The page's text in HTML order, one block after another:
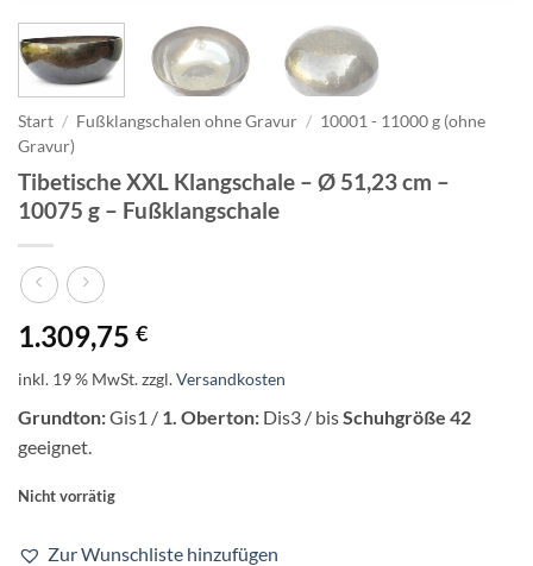
Start / Fußklangschalen ohne Gravur / 10001 - 11000 g (ohne
Gravur)
Tibetische XXL Klangschale – Ø 51,23 cm –
10075 g – Fußklangschale
1.309,75 €
inkl. 19 % MwSt.zzgl.Versandkosten
Grundton:Gis1 / 1. Oberton: Dis3 / bisSchuhgröße 42
geeignet.
Nicht vorrätig
Zur Wunschliste hinzufügen